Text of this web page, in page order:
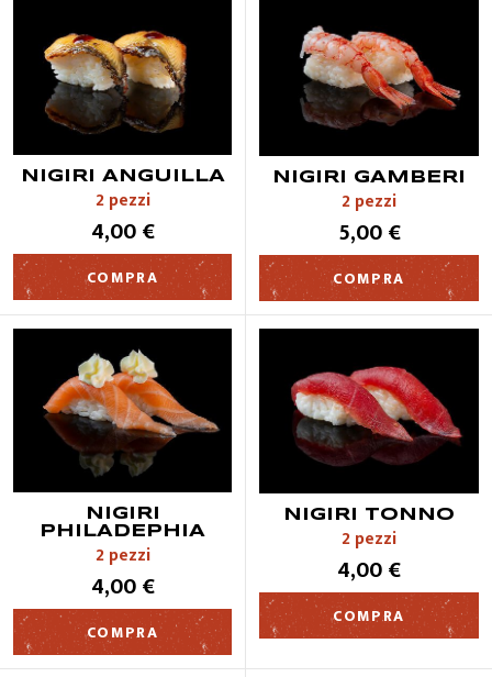
NIGIRI ANGUILLA
2 pezzi
4,00 €
COMPRA
NIGIRI GAMBERI
2 pezzi
5,00 €
COMPRA
NIGIRI
PHILADEPHIA
2 pezzi
4,00 €
COMPRA
NIGIRI TONNO
2 pezzi
4,00 €
COMPRA